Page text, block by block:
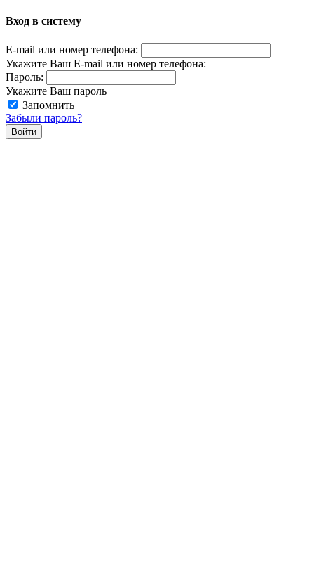
Вход в систему
E-mail или номер телефона:
Укажите Ваш E-mail или номер телефона:
Пароль:
Укажите Ваш пароль
Запомнить
Забыли пароль?